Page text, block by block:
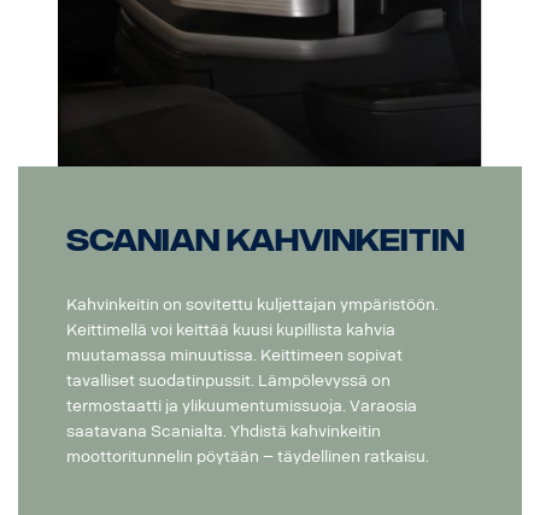
Scanian kahvinkeitin
Kahvinkeitin on sovitettu kuljettajan ympäristöön.
Keittimellä voi keittää kuusi kupillista kahvia
muutamassa minuutissa. Keittimeen sopivat
tavalliset suodatinpussit. Lämpölevyssä on
termostaatti ja ylikuumentumissuoja. Varaosia
saatavana Scanialta. Yhdistä kahvinkeitin
moottoritunnelin pöytään – täydellinen ratkaisu.